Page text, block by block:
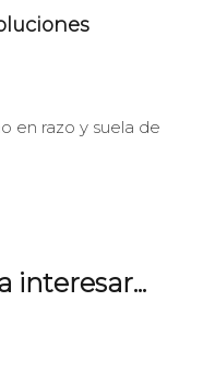
en razo y suela de
interesar...